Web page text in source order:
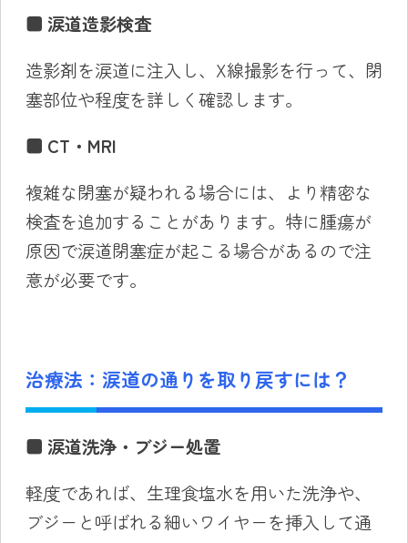
■ 涙道造影検査
造影剤を涙道に注入し、X線撮影を行って、閉
塞部位や程度を詳しく確認します。
■ CT・MRI
複雑な閉塞が疑われる場合には、より精密な
検査を追加することがあります。特に腫瘍が
原因で涙道閉塞症が起こる場合があるので注
意が必要です。
治療法：涙道の通りを取り戻すには？
■ 涙道洗浄・ブジー処置
軽度であれば、生理食塩水を用いた洗浄や、
ブジーと呼ばれる細いワイヤーを挿入して通